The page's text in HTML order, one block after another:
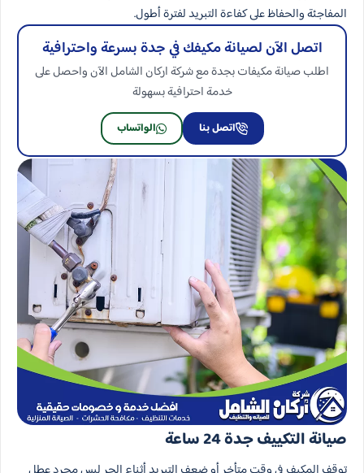
المفاجئة والحفاظ على كفاءة التبريد لفترة أطول.
اتصل الآن لصيانة مكيفك في جدة بسرعة واحترافية
اطلب صيانة مكيفات بجدة مع شركة اركان الشامل الآن واحصل على
خدمة احترافية بسهولة
اتصل بنا الواتساب
صيانة التكييف جدة 24 ساعة